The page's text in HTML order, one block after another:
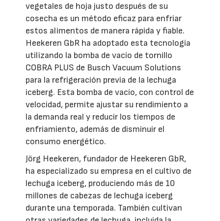
vegetales de hoja justo después de su
cosecha es un método eficaz para enfriar
estos alimentos de manera rápida y fiable.
Heekeren GbR ha adoptado esta tecnología
utilizando la bomba de vacío de tornillo
COBRA PLUS de Busch Vacuum Solutions
para la refrigeración previa de la lechuga
iceberg. Esta bomba de vacío, con control de
velocidad, permite ajustar su rendimiento a
la demanda real y reducir los tiempos de
enfriamiento, además de disminuir el
consumo energético.
Jörg Heekeren, fundador de Heekeren GbR,
ha especializado su empresa en el cultivo de
lechuga iceberg, produciendo más de 10
millones de cabezas de lechuga iceberg
durante una temporada. También cultivan